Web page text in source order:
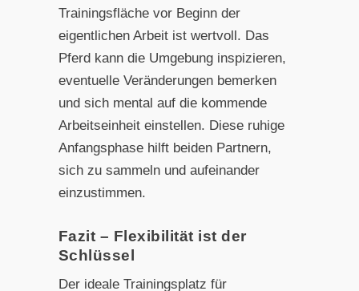
Trainingsfläche vor Beginn der
eigentlichen Arbeit ist wertvoll. Das
Pferd kann die Umgebung inspizieren,
eventuelle Veränderungen bemerken
und sich mental auf die kommende
Arbeitseinheit einstellen. Diese ruhige
Anfangsphase hilft beiden Partnern,
sich zu sammeln und aufeinander
einzustimmen.
Fazit – Flexibilität ist der
Schlüssel
Der ideale Trainingsplatz für